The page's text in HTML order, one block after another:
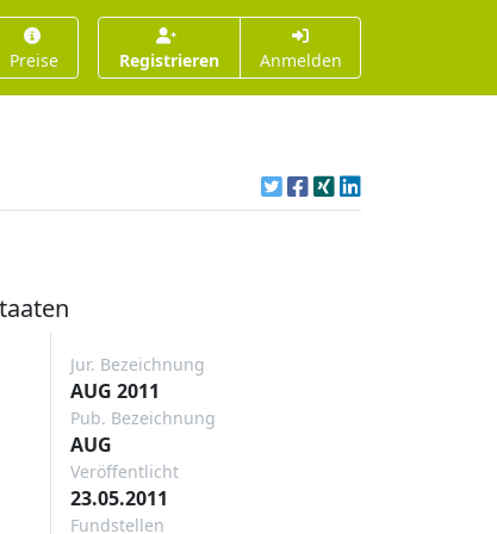
Preise Registrieren Anmelden
Jur. Bezeichnung
AUG 2011
Pub. Bezeichnung
AUG
Veröffentlicht
23.05.2011
Fundstellen